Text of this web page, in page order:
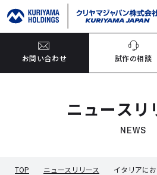
お問い合わせ 試作の相談
ニュースリ
NEWS
TOP ニュースリリース
イタリアに